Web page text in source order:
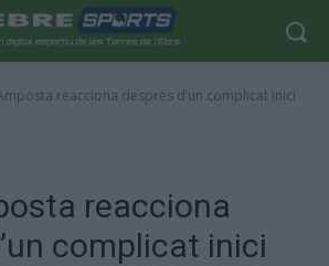
reacciona després d’un complicat inici
reacciona
complicat inici